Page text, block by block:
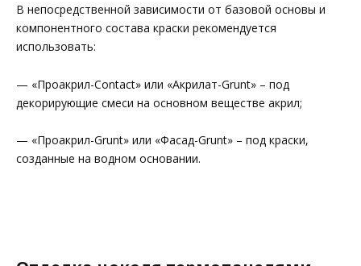
В непосредственной зависимости от базовой основы и
компонентного состава краски рекомендуется
использовать:
— «Проакрил-Contact» или «Акрилат-Grunt» – под
декорирующие смеси на основном веществе акрил;
— «Проакрил-Grunt» или «Фасад-Grunt» – под краски,
созданные на водном основании.